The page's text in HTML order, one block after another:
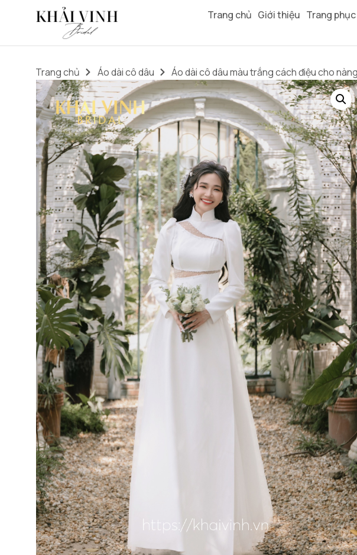
Trang chủ Giới thiệu Trang
Trang chủ Áo dài cô dâu Áo dài cô dâu màu trắng cách điệu cho